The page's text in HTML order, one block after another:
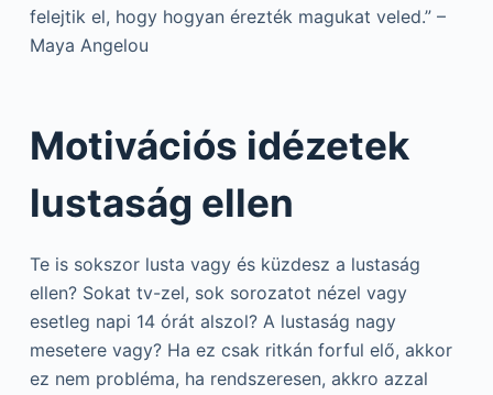
felejtik el, hogy hogyan érezték magukat veled.” –
Maya Angelou
Motivációs idézetek
lustaság ellen
Te is sokszor lusta vagy és küzdesz a lustaság
ellen? Sokat tv-zel, sok sorozatot nézel vagy
esetleg napi 14 órát alszol? A lustaság nagy
mesetere vagy? Ha ez csak ritkán forful elő, akkor
ez nem probléma, ha rendszeresen, akkro azzal